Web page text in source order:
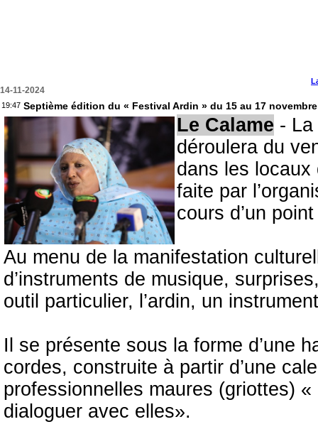
14-11-2024
19:47 Septième édition du « Festival Ardin » du 15 au 17 novembre
Le Calame -
déroulera du
dans les locaux
faite par
cours d’un
Au menu de la manifestation
d’instruments de musique,
outil particulier, l’ardin, un
Il se présente sous la forme d’une
cordes, construite à partir d’une
professionnelles maures (griottes)
dialoguer avec elles».